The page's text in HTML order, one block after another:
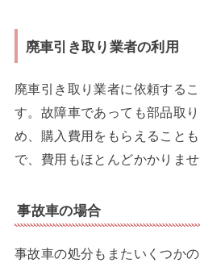
廃車引き取り業者の利用
廃車引き取り業者に依頼する
す。故障車であっても部品取
め、購入費用をもらえること
で、費用もほとんどかかりませ
事故車の場合
事故車の処分もまたいくつか